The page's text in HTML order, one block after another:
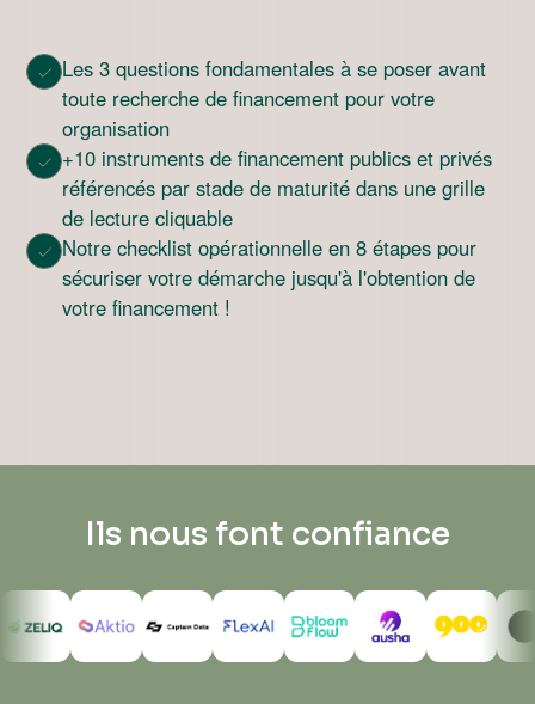
Les 3 questions fondamentales à se poser avant
toute recherche de financement pour votre
organisation
+10 instruments de financement publics et privés
référencés par stade de maturité dans une grille
de lecture cliquable
Notre checklist opérationnelle en 8 étapes pour
sécuriser votre démarche jusqu'à l'obtention de
votre financement !
Ils nous font confiance